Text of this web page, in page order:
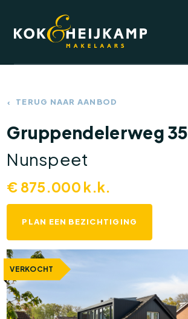
TERUG NAAR AANBOD
Gruppendelerweg 35
Nunspeet
€ 875.000 k.k.
PLAN EEN BEZICHTIGING
VERKOCHT